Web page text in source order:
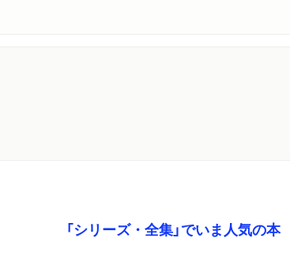
「シリーズ・全集」でいま人気の本